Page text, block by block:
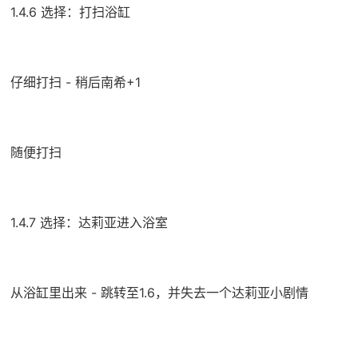
1.4.6 选择：打扫浴缸
仔细打扫 - 稍后南希+1
随便打扫
1.4.7 选择：达莉亚进入浴室
从浴缸里出来 - 跳转至1.6，并失去一个达莉亚小剧情